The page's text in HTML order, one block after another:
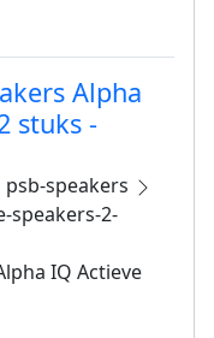
Alpha
stuks -
psb-speakers
speakers-2-
IQ Actieve